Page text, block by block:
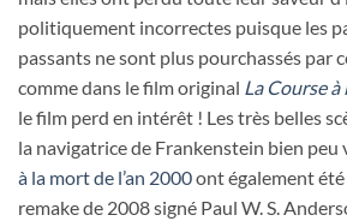
politiquement incorrectes puisque les
passants ne sont plus pourchassés par
comme dans le film original La Course à
le film perd en intérêt ! Les très belles
la navigatrice de Frankenstein bien peu
à la mort de l’an 2000ont également
remake de 2008 signé Paul W. S.